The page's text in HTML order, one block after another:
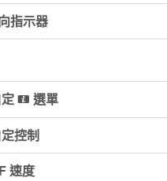
指示器
i 選單
控制
速度